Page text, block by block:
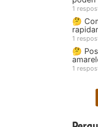
1
🤔
1
🤔
1